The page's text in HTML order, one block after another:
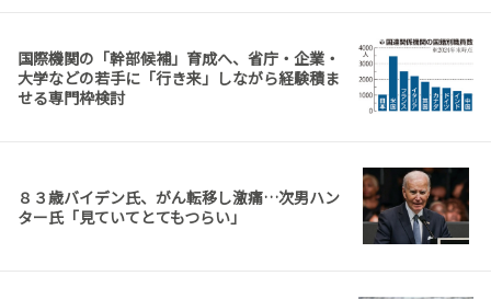
国際機関の「幹部候補」育成へ、省庁・企業・
大学などの若手に「行き来」しながら経験積ま
せる専門枠検討
８３歳バイデン氏、がん転移し激痛…次男ハン
ター氏「見ていてとてもつらい」